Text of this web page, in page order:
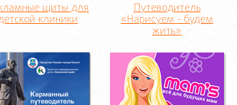
щиты для
клиники
Путеводитель
«Нарисуем - будем
жить»